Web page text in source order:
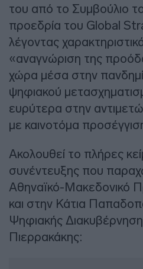
του από το Συμβούλιο
προεδρία του Global
λέγοντας
«αναγνώριση της
χώρα μέσα στην
ψηφιακού
ευρύτερα στην
με καινοτόμα
Ακολουθεί το πλήρες
συνέντευξης που
Αθηναϊκό-Μακεδονικό
και στην Κάτια
Ψηφιακής
Πιερρακάκης: